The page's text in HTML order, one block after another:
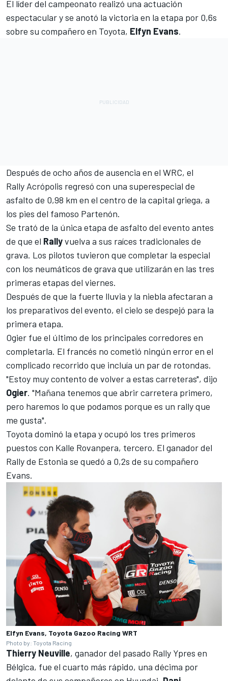
El líder del campeonato realizó una actuación
espectacular y se anotó la victoria en la etapa por 0,6s
sobre su compañero en Toyota, Elfyn Evans.
Después de ocho años de ausencia en el WRC, el
Rally Acrópolis regresó con una superespecial de
asfalto de 0,98 km en el centro de la capital griega, a
los pies del famoso Partenón.
Se trató de la única etapa de asfalto del evento antes
de que el Rallyvuelva a sus raíces tradicionales de
grava. Los pilotos tuvieron que completar la especial
con los neumáticos de grava que utilizarán en las tres
primeras etapas del viernes.
Después de que la fuerte lluvia y la niebla afectaran a
los preparativos del evento, el cielo se despejó para la
primera etapa.
Ogier fue el último de los principales corredores en
completarla. El francés no cometió ningún error en el
complicado recorrido que incluía un par de rotondas.
"Estoy muy contento de volver a estas carreteras", dijo
Ogier. "Mañana tenemos que abrir carretera primero,
pero haremos lo que podamos porque es un rally que
me gusta".
Toyota dominó la etapa y ocupó los tres primeros
puestos con Kalle Rovanpera, tercero. El ganador del
Rally de Estonia se quedó a 0,2s de su compañero
Evans.
Elfyn Evans, Toyota Gazoo Racing WRT
Photo by: Toyota Racing
Thierry Neuville, ganador del pasado Rally Ypres en
Bélgica, fue el cuarto más rápido, una décima por